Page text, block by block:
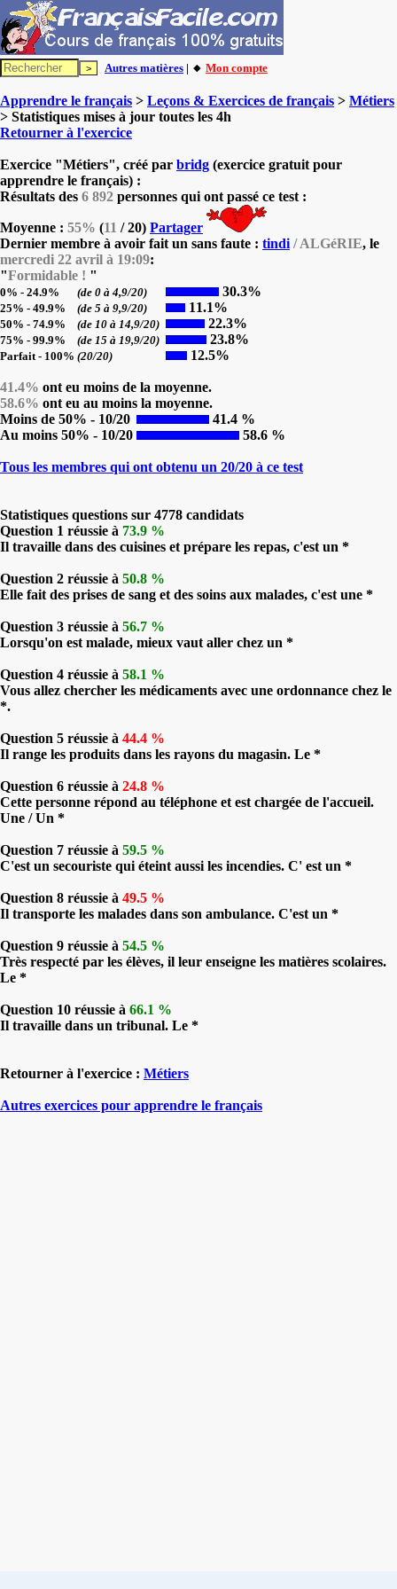
Autres matières | 🔸 Mon compte
Apprendre le français > Leçons & Exercices de français > Métiers
> Statistiques mises à jour toutes les 4h
Retourner à l'exercice
Exercice "Métiers", créé par bridg (exercice gratuit pour
apprendre le français) :
Résultats des 6 892 personnes qui ont passé ce test :
Moyenne : 55% (11 / 20) Partager
Dernier membre à avoir fait un sans faute : tindi / ALGéRIE, le
mercredi 22 avril à 19:09:
"Formidable ! "
0% - 24.9% (de 0 à 4,9/20) 30.3%
25% - 49.9% (de 5 à 9,9/20) 11.1%
50% - 74.9% (de 10 à 14,9/20) 22.3%
75% - 99.9% (de 15 à 19,9/20) 23.8%
Parfait - 100% (20/20) 12.5%
41.4% ont eu moins de la moyenne.
58.6% ont eu au moins la moyenne.
Moins de 50% - 10/20
41.4 %
Au moins 50% - 10/20
58.6 %
Tous les membres qui ont obtenu un 20/20 à ce test
Statistiques questions sur 4778 candidats
Question 1 réussie à 73.9 %
Il travaille dans des cuisines et prépare les repas, c'est un *
Question 2 réussie à 50.8 %
Elle fait des prises de sang et des soins aux malades, c'est une *
Question 3 réussie à 56.7 %
Lorsqu'on est malade, mieux vaut aller chez un *
Question 4 réussie à 58.1 %
Vous allez chercher les médicaments avec une ordonnance chez le
*.
Question 5 réussie à 44.4 %
Il range les produits dans les rayons du magasin. Le *
Question 6 réussie à 24.8 %
Cette personne répond au téléphone et est chargée de l'accueil.
Une / Un *
Question 7 réussie à 59.5 %
C'est un secouriste qui éteint aussi les incendies. C' est un *
Question 8 réussie à 49.5 %
Il transporte les malades dans son ambulance. C'est un *
Question 9 réussie à 54.5 %
Très respecté par les élèves, il leur enseigne les matières scolaires.
Le *
Question 10 réussie à 66.1 %
Il travaille dans un tribunal. Le *
Retourner à l'exercice : Métiers
Autres exercices pour apprendre le français